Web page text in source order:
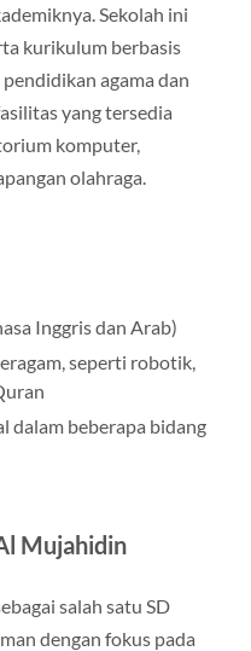
Sekolah ini
kurikulum berbasis
agama dan
yang tersedia
komputer,
olahraga.
Inggris dan Arab)
seperti robotik,
dalam beberapa bidang
Mujahidin
salah satu SD
dengan fokus pada